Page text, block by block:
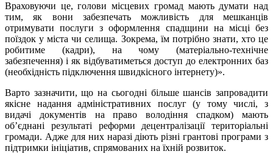
Враховуючи це, голови місцевих громад мають думати над
тим, як вони забезпечать можливість для мешканців
отримувати послуги з оформлення спадщини на місці без
поїздок у міста чи селища. Зокрема, їм потрібно знати, хто це
робитиме (кадри), на чому (матеріально-технічне
забезпечення) і як відбуватиметься доступ до електронних баз
(необхідність підключення швидкісного інтернету)».
Варто зазначити, що на сьогодні більше шансів запровадити
якісне надання адміністративних послуг (у тому числі, з
видачі документів на право володіння спадком) мають
об’єднані результаті реформи децентралізації територіальні
громади. Адже для них наразі діють різні грантові програми з
підтримки ініціатив, спрямованих на їхній розвиток.